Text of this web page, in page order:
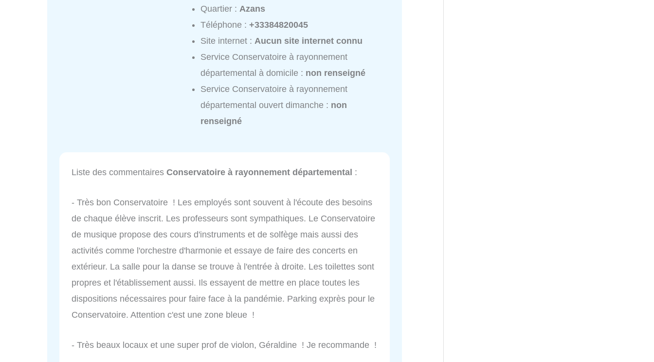
Quartier :Azans
Téléphone :+33384820045
Site internet :Aucun site internet connu
Service Conservatoire à rayonnement
départemental à domicile : non renseigné
Service Conservatoire à rayonnement
départemental ouvert dimanche : non
renseigné
Liste des commentaires Conservatoire à rayonnement départemental :
- Très bon Conservatoire ! Les employés sont souvent à l'écoute des besoins
de chaque élève inscrit. Les professeurs sont sympathiques. Le Conservatoire
de musique propose des cours d'instruments et de solfège mais aussi des
activités comme l'orchestre d'harmonie et essaye de faire des concerts en
extérieur. La salle pour la danse se trouve à l'entrée à droite. Les toilettes sont
propres et l'établissement aussi. Ils essayent de mettre en place toutes les
dispositions nécessaires pour faire face à la pandémie. Parking exprès pour le
Conservatoire. Attention c'est une zone bleue !
- Très beaux locaux et une super prof de violon, Géraldine ! Je recommande !